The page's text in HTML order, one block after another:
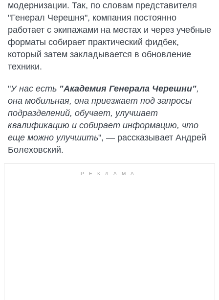
модернизации. Так, по словам представителя
"Генерал Черешня", компания постоянно
работает с экипажами на местах и через учебные
форматы собирает практический фидбек,
который затем закладывается в обновление
техники.
"У нас есть "Академия Генерала Черешни",
она мобильная, она приезжает под запросы
подразделений, обучает, улучшает
квалификацию и собирает информацию, что
еще можно улучшить", — рассказывает Андрей
Болеховский.